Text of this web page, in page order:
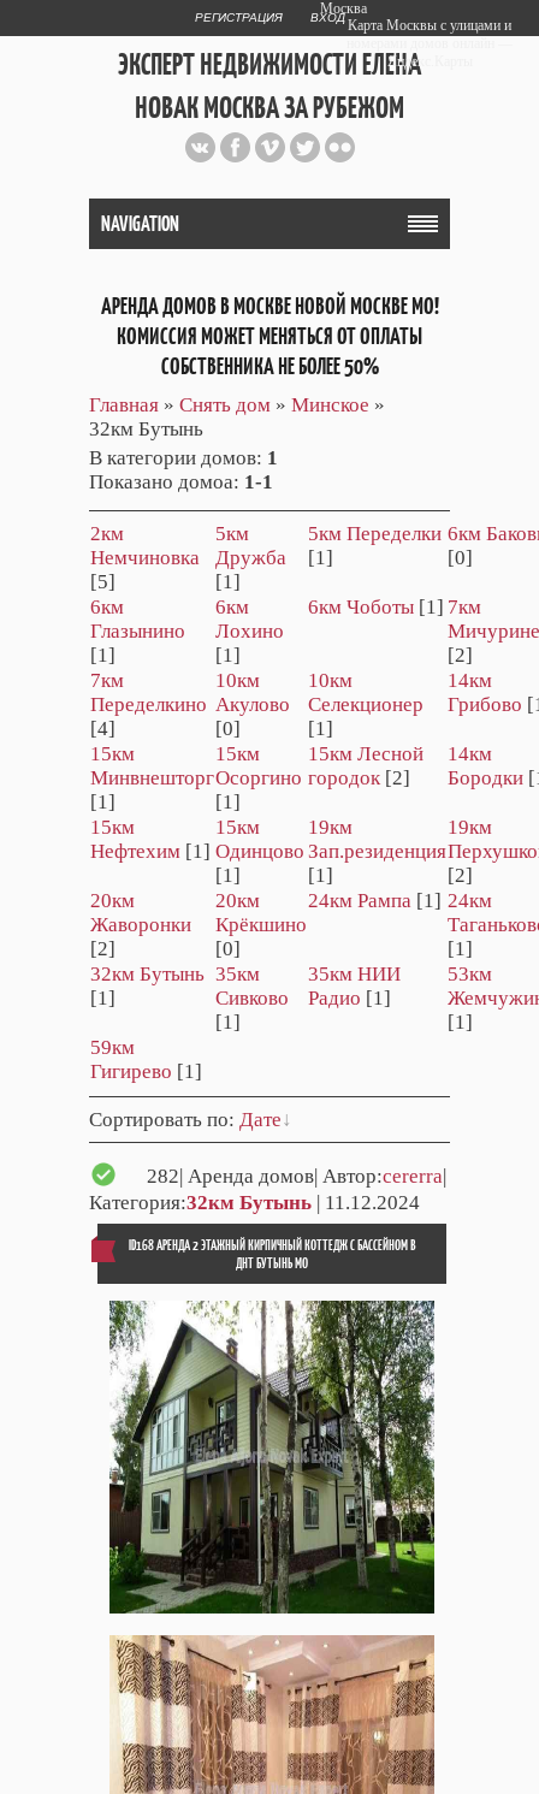
РЕГИСТРАЦИЯ ВХОД
ЭКСПЕРТ НЕДВИЖИМОСТИ ЕЛЕНА
НОВАК МОСКВА ЗА РУБЕЖОМ
Публичный сайт эксперта автора
web дизайнера+7 903 708 1884
NAVIGATION
АРЕНДА ДОМОВ В МОСКВЕ НОВОЙ МОСКВЕ МО!
КОМИССИЯ МОЖЕТ МЕНЯТЬСЯ ОТ ОПЛАТЫ
СОБСТВЕННИКА НЕ БОЛЕЕ 50%
Главная » Снять дом » Минское »
32км Бутынь
В категории домов: 1
Показано домоа: 1-1
2км
Немчиновка
[5]
5км
Дружба
[1]
5км Переделки
[1]
6км
[0]
6км
Глазынино
[1]
6км
Лохино
[1]
6км Чоботы [1] 7км
[2]
7км
Переделкино
[4]
10км
Акулово
[0]
10км
Селекционер
[1]
14км
Грибово
15км
Минвнешторг
[1]
15км
Осоргино
[1]
15км Лесной
городок [2]
14км
Бородки
15км
Нефтехим [1]
15км
Одинцово
[1]
19км
Зап.резиденция
[1]
19км
[2]
20км
Жаворонки
[2]
20км
Крёкшино
[0]
24км Рампа [1] 24км
[1]
32км Бутынь
[1]
35км
Сивково
[1]
35км НИИ
Радио [1]
53км
[1]
59км
Гигирево [1]
Сортировать по: Дате
282| Аренда домов| Автор:cererra|
Категория:32км Бутынь | 11.12.2024
ID168 АРЕНДА 2 ЭТАЖНЫЙ КИРПИЧНЫЙ КОТТЕДЖ С БАССЕЙНОМ В
ДНТ БУТЫНЬ МО
Москва
Карта Москвы с улицами и
Яндекс.Карты